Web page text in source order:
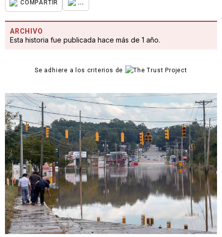
COMPARTIR
ARCHIVO
Esta historia fue publicada hace más de 1 año.
Se adhiere a los criterios de